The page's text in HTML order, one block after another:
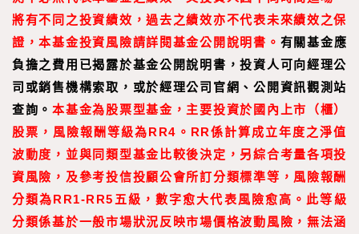
將有不同之投資績效，過去之績效亦不代表未來績效之保
證，本基金投資風險請詳閱基金公開說明書。 有關基金應
負擔之費用已揭露於基金公開說明書，投資人可向經理公
司或銷售機構索取，或於經理公司官網、公開資訊觀測站
查詢。本基金為股票型基金，主要投資於國內上市（櫃）
股票，風險報酬等級為RR4。RR係計算成立年度之淨值
波動度，並與同類型基金比較後決定，另綜合考量各項投
資風險，及參考投信投顧公會所訂分類標準等，風險報酬
分類為RR1-RR5五級，數字愈大代表風險愈高。此等級
分類係基於一般市場狀況反映市場價格波動風險，無法涵